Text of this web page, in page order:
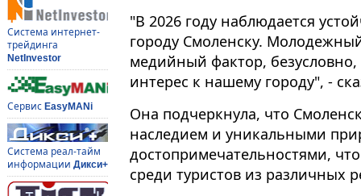
Система интернет-
трейдинга
NetInvestor
Сервис EasyMANi
Система реал-тайм
информации Дикси+
"В 2026 году наблюдается
городу Смоленску.
медийный фактор,
интерес к нашему городу", -
Она подчеркнула, что
наследием и уникальными
достопримечательностями,
среди туристов из различных